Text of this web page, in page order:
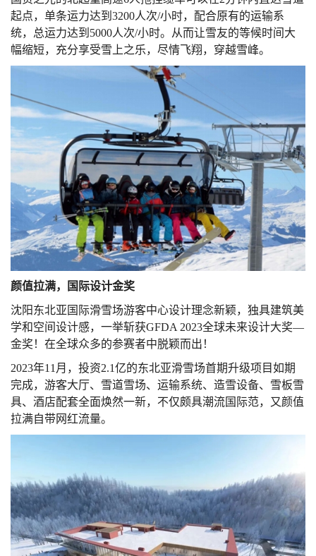
起点，单条运力达到 3200人次/小时，配合原有的运输系
统，总运力达到 5000人次/小时。从而让雪友的等候时间大
幅缩短，充分享受雪上之乐，尽情飞翔，穿越雪峰。
颜值拉满，国际设计金奖
沈阳东北亚国际滑雪场游客中心设计理念新颖，独具建筑美
学和空间设计感，一举斩获GFDA 2023全球未来设计大奖—
金奖！在全球众多的参赛者中脱颖而出！
2023年11 月，投资2.1亿的东北亚滑雪场首期升级项目如期
完成，游客大厅、雪道雪场、运输系统、造雪设备、雪板雪
具、酒店配套全面焕然一新，不仅颇具潮流国际范，又颜值
拉满自带网红流量。